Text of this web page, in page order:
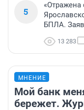
5
«Отражена
БПЛА.
13 283
МНЕНИЕ
Мой банк
бережет.